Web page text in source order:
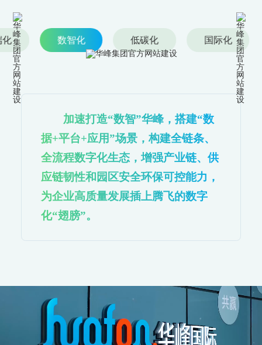
数智化
Digital Intelligence
化 数智化 低碳化 国际化
加速打造“数智”华峰，搭建“数
据+平台+应用”场景，构建全链条、
全流程数字化生态，增强产业链、供
应链韧性和园区安全环保可控能力，
为企业高质量发展插上腾飞的数字
化“翅膀”。